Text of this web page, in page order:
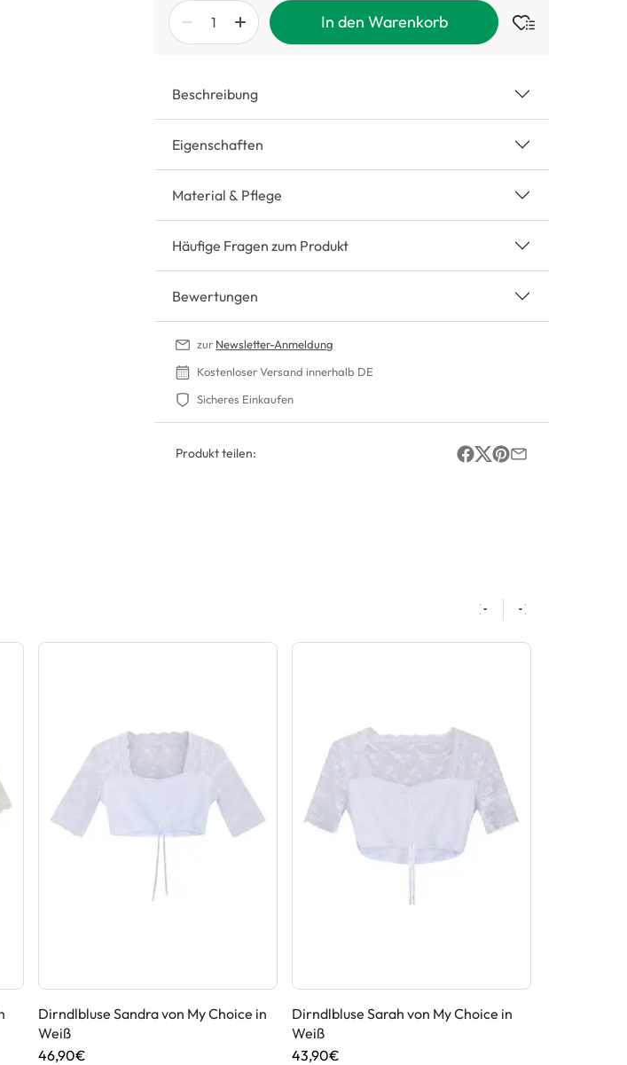
In den Warenkorb
Beschreibung
Eigenschaften
Material & Pflege
Häufige Fragen zum Produkt
Bewertungen
zur Newsletter-Anmeldung
Kostenloser Versand innerhalb DE
Sicheres Einkaufen
Produkt teilen:
Dirndlbluse Sandra von My Choice in
Weiß
46,90€
Dirndlbluse Sarah von My Choice in
Weiß
43,90€